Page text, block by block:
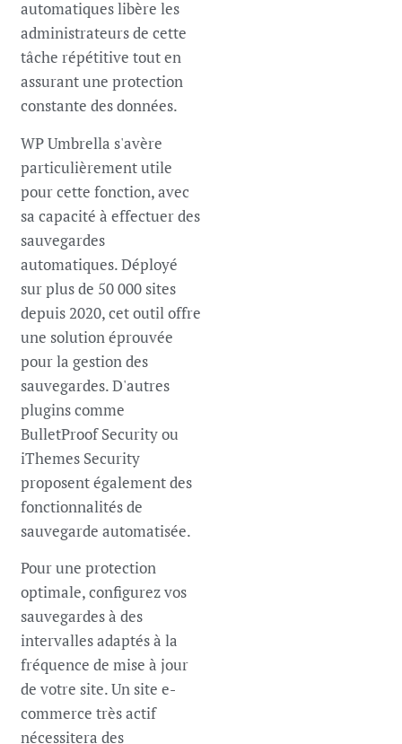
automatiques libère les
administrateurs de cette
tâche répétitive tout en
assurant une protection
constante des données.
WP Umbrella s'avère
particulièrement utile
pour cette fonction, avec
sa capacité à effectuer des
sauvegardes
automatiques. Déployé
sur plus de 50 000 sites
depuis 2020, cet outil offre
une solution éprouvée
pour la gestion des
sauvegardes. D'autres
plugins comme
BulletProof Security ou
iThemes Security
proposent également des
fonctionnalités de
sauvegarde automatisée.
Pour une protection
optimale, configurez vos
sauvegardes à des
intervalles adaptés à la
fréquence de mise à jour
de votre site. Un site e-
commerce très actif
nécessitera des